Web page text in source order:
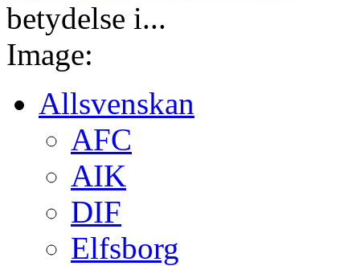
betydelse i...
Image:
Allsvenskan
AFC
AIK
DIF
Elfsborg